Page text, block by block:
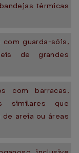
térmicas
guarda-sóis,
de grandes
com barracas,
similares que
areia ou áreas